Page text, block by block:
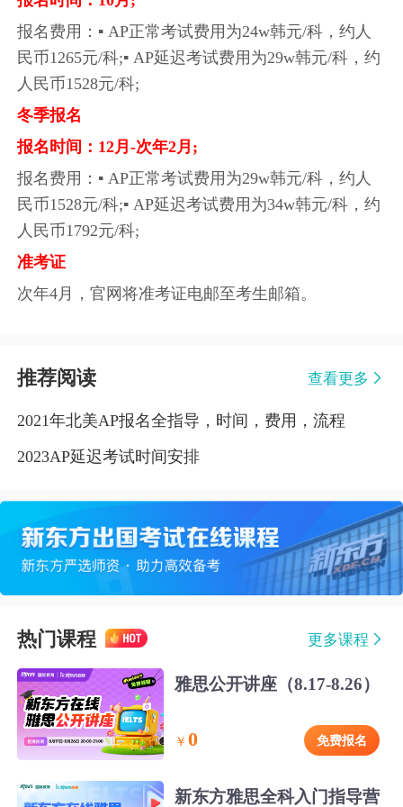
报名费用：▪ AP正常考试费用为24w韩元/科，约人
民币1265元/科;▪ AP延迟考试费用为29w韩元/科，约
人民币1528元/科;
冬季报名
报名时间：12月-次年2月;
报名费用：▪ AP正常考试费用为29w韩元/科，约人
民币1528元/科;▪ AP延迟考试费用为34w韩元/科，约
人民币1792元/科;
准考证
次年4月，官网将准考证电邮至考生邮箱。
推荐阅读 查看更多
2021年北美AP报名全指导，时间，费用，流程
2023AP延迟考试时间安排
热门课程 更多课程
雅思公开讲座（8.17-8.26）
￥ 0 免费报名
新东方雅思全科入门指导营